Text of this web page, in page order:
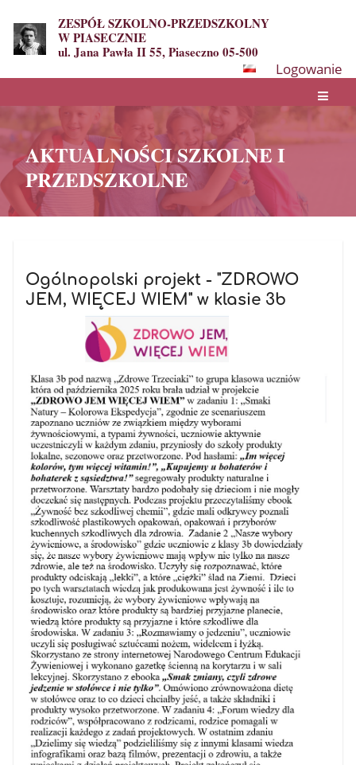
ZESPÓŁ SZKOLNO-PRZEDSZKOLNY
W PIASECZNIE
ul. Jana Pawła II 55, Piaseczno 05-500
Logowanie
AKTUALNOŚCI SZKOLNE I
PRZEDSZKOLNE
SZKOLNE
PRZEDSZKOLNE
Ogólnopolski projekt - "ZDROWO
JEM, WIĘCEJ WIEM" w klasie 3b